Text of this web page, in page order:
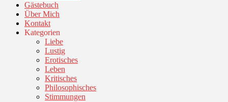
Gästebuch
Über Mich
Kontakt
Kategorien
Liebe
Lustig
Erotisches
Leben
Kritisches
Philosophisches
Stimmungen